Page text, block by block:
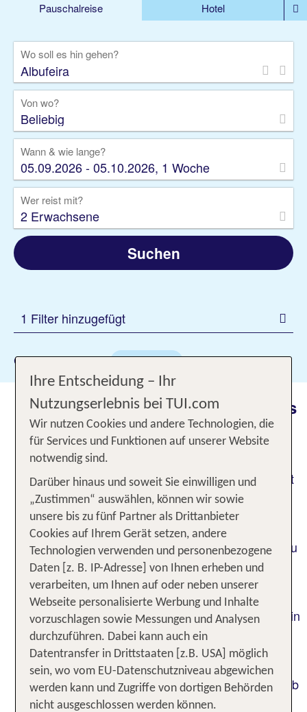
Pauschalreise
Hotel
Kreuzfahrten
Rundreisen
Privattransfer
Zusatzleistungen
Wo soll es hin gehen?
Von wo?
Beliebig
Wann & wie lange?
05.09.2026 - 05.10.2026, 1 Woche
Wer reist mit?
2 Erwachsene
Suchen
1 Filter hinzugefügt
Gewählte Filter: Albufeira
Historisches Fischerdorf am Puls
der Zeit: Albufeira Urlaub 2026
Wenn die Sonne an deinem Reiseziel Albufeira
langsam hinter dem Horizont verschwindet, flammt
das Herz des alten Fischerdorfes in warmen
Farbtönen auf. Jung und Alt stehen für einen
Moment still beieinander, bevor der Ort zu neuer
Geschäftigkeit erwacht. Denn jetzt heißt es, sich zu
entscheiden: Gehst du traditionell essen in der
Altstadt oder feiern in der Neustadt? Spielst du
noch eine Runde mit den Kindern oder planst du
einen Strandspaziergang im Mondschein? Urlaub in
Albufeira ist Abwechslung pur. Und weil Familien
hier ebenso willkommen sind wie Singles, Golfer,
Wassersportler, Traumtänzer, Sonnenanbeter und
junge Menschen in Feierlaune, findest du im Urlaub
an der portugiesischen Algarve zum besten Preis
Ihre Entscheidung – Ihr
Nutzungserlebnis bei TUI.com
Wir nutzen Cookies und andere Technologien, die
für Services und Funktionen auf unserer Website
notwendig sind.
Darüber hinaus und soweit Sie einwilligen und
„Zustimmen“ auswählen, können wir sowie
unsere bis zu fünf Partner als Drittanbieter
Cookies auf Ihrem Gerät setzen, andere
Technologien verwenden und personenbezogene
Daten [z. B. IP-Adresse] von Ihnen erheben und
verarbeiten, um Ihnen auf oder neben unserer
Webseite personalisierte Werbung und Inhalte
vorzuschlagen sowie Messungen und Analysen
durchzuführen. Dabei kann auch ein
Datentransfer in Drittstaaten [z.B. USA] möglich
sein, wo vom EU-Datenschutzniveau abgewichen
werden kann und Zugriffe von dortigen Behörden
nicht ausgeschlossen werden können.